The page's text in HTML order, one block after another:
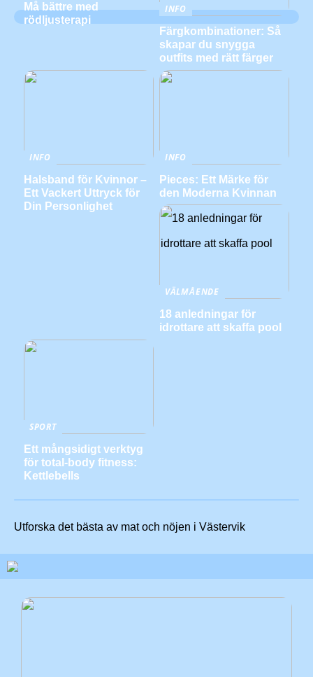
Må bättre med
rödljusterapi
INFO
Färgkombinationer: Så
skapar du snygga
outfits med rätt färger
INFO
Halsband för Kvinnor –
Ett Vackert Uttryck för
Din Personlighet
INFO
Pieces: Ett Märke för
den Moderna Kvinnan
VÄLMÅENDE
18 anledningar för
idrottare att skaffa pool
SPORT
Ett mångsidigt verktyg
för total-body fitness:
Kettlebells
Utforska det bästa av mat och nöjen i Västervik